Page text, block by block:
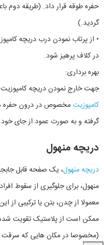
حفره طوقه قرار داد. (طريقه
گرديد.)
• از پرتاب نمودن درب دريچه
در كلاف پرهيز شود.
بهره برداری:
جهت خارج نمودن دريچه کامپوزیت
کامپوزیتمخصوص در درون حفره ها
گرفته و به صورت عمود از جای
دریچه منهول
دریچه منهول، یک صفحه قابل
منهول، برای جلوگیری از سقوط
معمولا از چدن، بتن یا ترکیبی
ممکن است از پلاستیک تقویت شده
(مخصوصا در مکان هایی که سرقت